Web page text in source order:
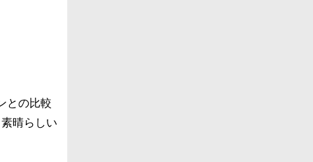
との比較
晴らしい